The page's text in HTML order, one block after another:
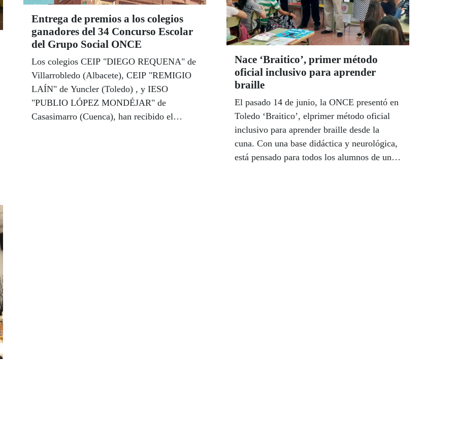
Entrega de premios a los colegios
ganadores del 34 Concurso Escolar
del Grupo Social ONCE
Los colegios CEIP "DIEGO REQUENA" de
Villarrobledo (Albacete), CEIP "REMIGIO
LAÍN" de Yuncler (Toledo) , y IESO
"PUBLIO LÓPEZ MONDÉJAR" de
Casasimarro (Cuenca), han recibido el
Nace ‘Braitico’, primer método
oficial inclusivo para aprender
braille
El pasado 14 de junio, la ONCE presentó en
Toledo ‘Braitico’, elprimer método oficial
inclusivo para aprender braille desde la
cuna. Con una base didáctica y neurológica,
está pensado para todos los alumnos de un